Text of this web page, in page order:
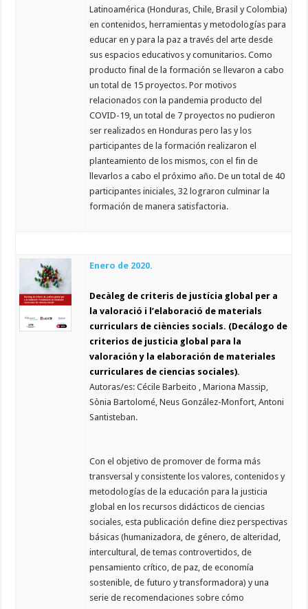
Latinoamérica (Honduras, Chile, Brasil y Colombia)
en contenidos, herramientas y metodologías para
educar en y para la paz a través del arte desde
sus espacios educativos y comunitarios. Como
producto final de la formación se llevaron a cabo
un total de 15 proyectos. Por motivos
relacionados con la pandemia producto del
COVID-19, un total de 7 proyectos no pudieron
ser realizados en Honduras pero las y los
participantes de la formación realizaron el
planteamiento de los mismos, con el fin de
llevarlos a cabo el próximo año. De un total de 40
participantes iniciales, 32 lograron culminar la
formación de manera satisfactoria.
Enero de 2020.
Decàleg de criteris de justícia global per a
la valoració i l’elaboració de materials
curriculars de ciències socials. (Decálogo de
criterios de justicia global para la
valoración y la elaboración de materiales
curriculares de ciencias sociales).
Autoras/es: Cécile Barbeito , Mariona Massip,
Sònia Bartolomé, Neus González-Monfort, Antoni
Santisteban.
Con el objetivo de promover de forma más
transversal y consistente los valores, contenidos y
metodologías de la educación para la justicia
global en los recursos didácticos de ciencias
sociales, esta publicación define diez perspectivas
básicas (humanizadora, de género, de alteridad,
intercultural, de temas controvertidos, de
pensamiento crítico, de paz, de economía
sostenible, de futuro y transformadora) y una
serie de recomendaciones sobre cómo